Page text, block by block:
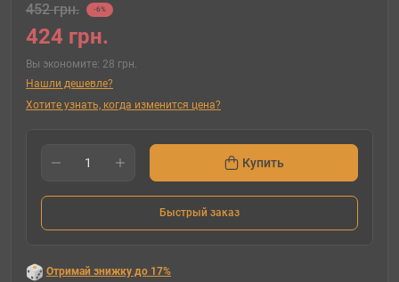
452 грн. -6%
424 грн.
Вы экономите: 28 грн.
Нашли дешевле?
Хотите узнать, когда изменится цена?
Купить
Быстрый заказ
Отримай знижку до 17%